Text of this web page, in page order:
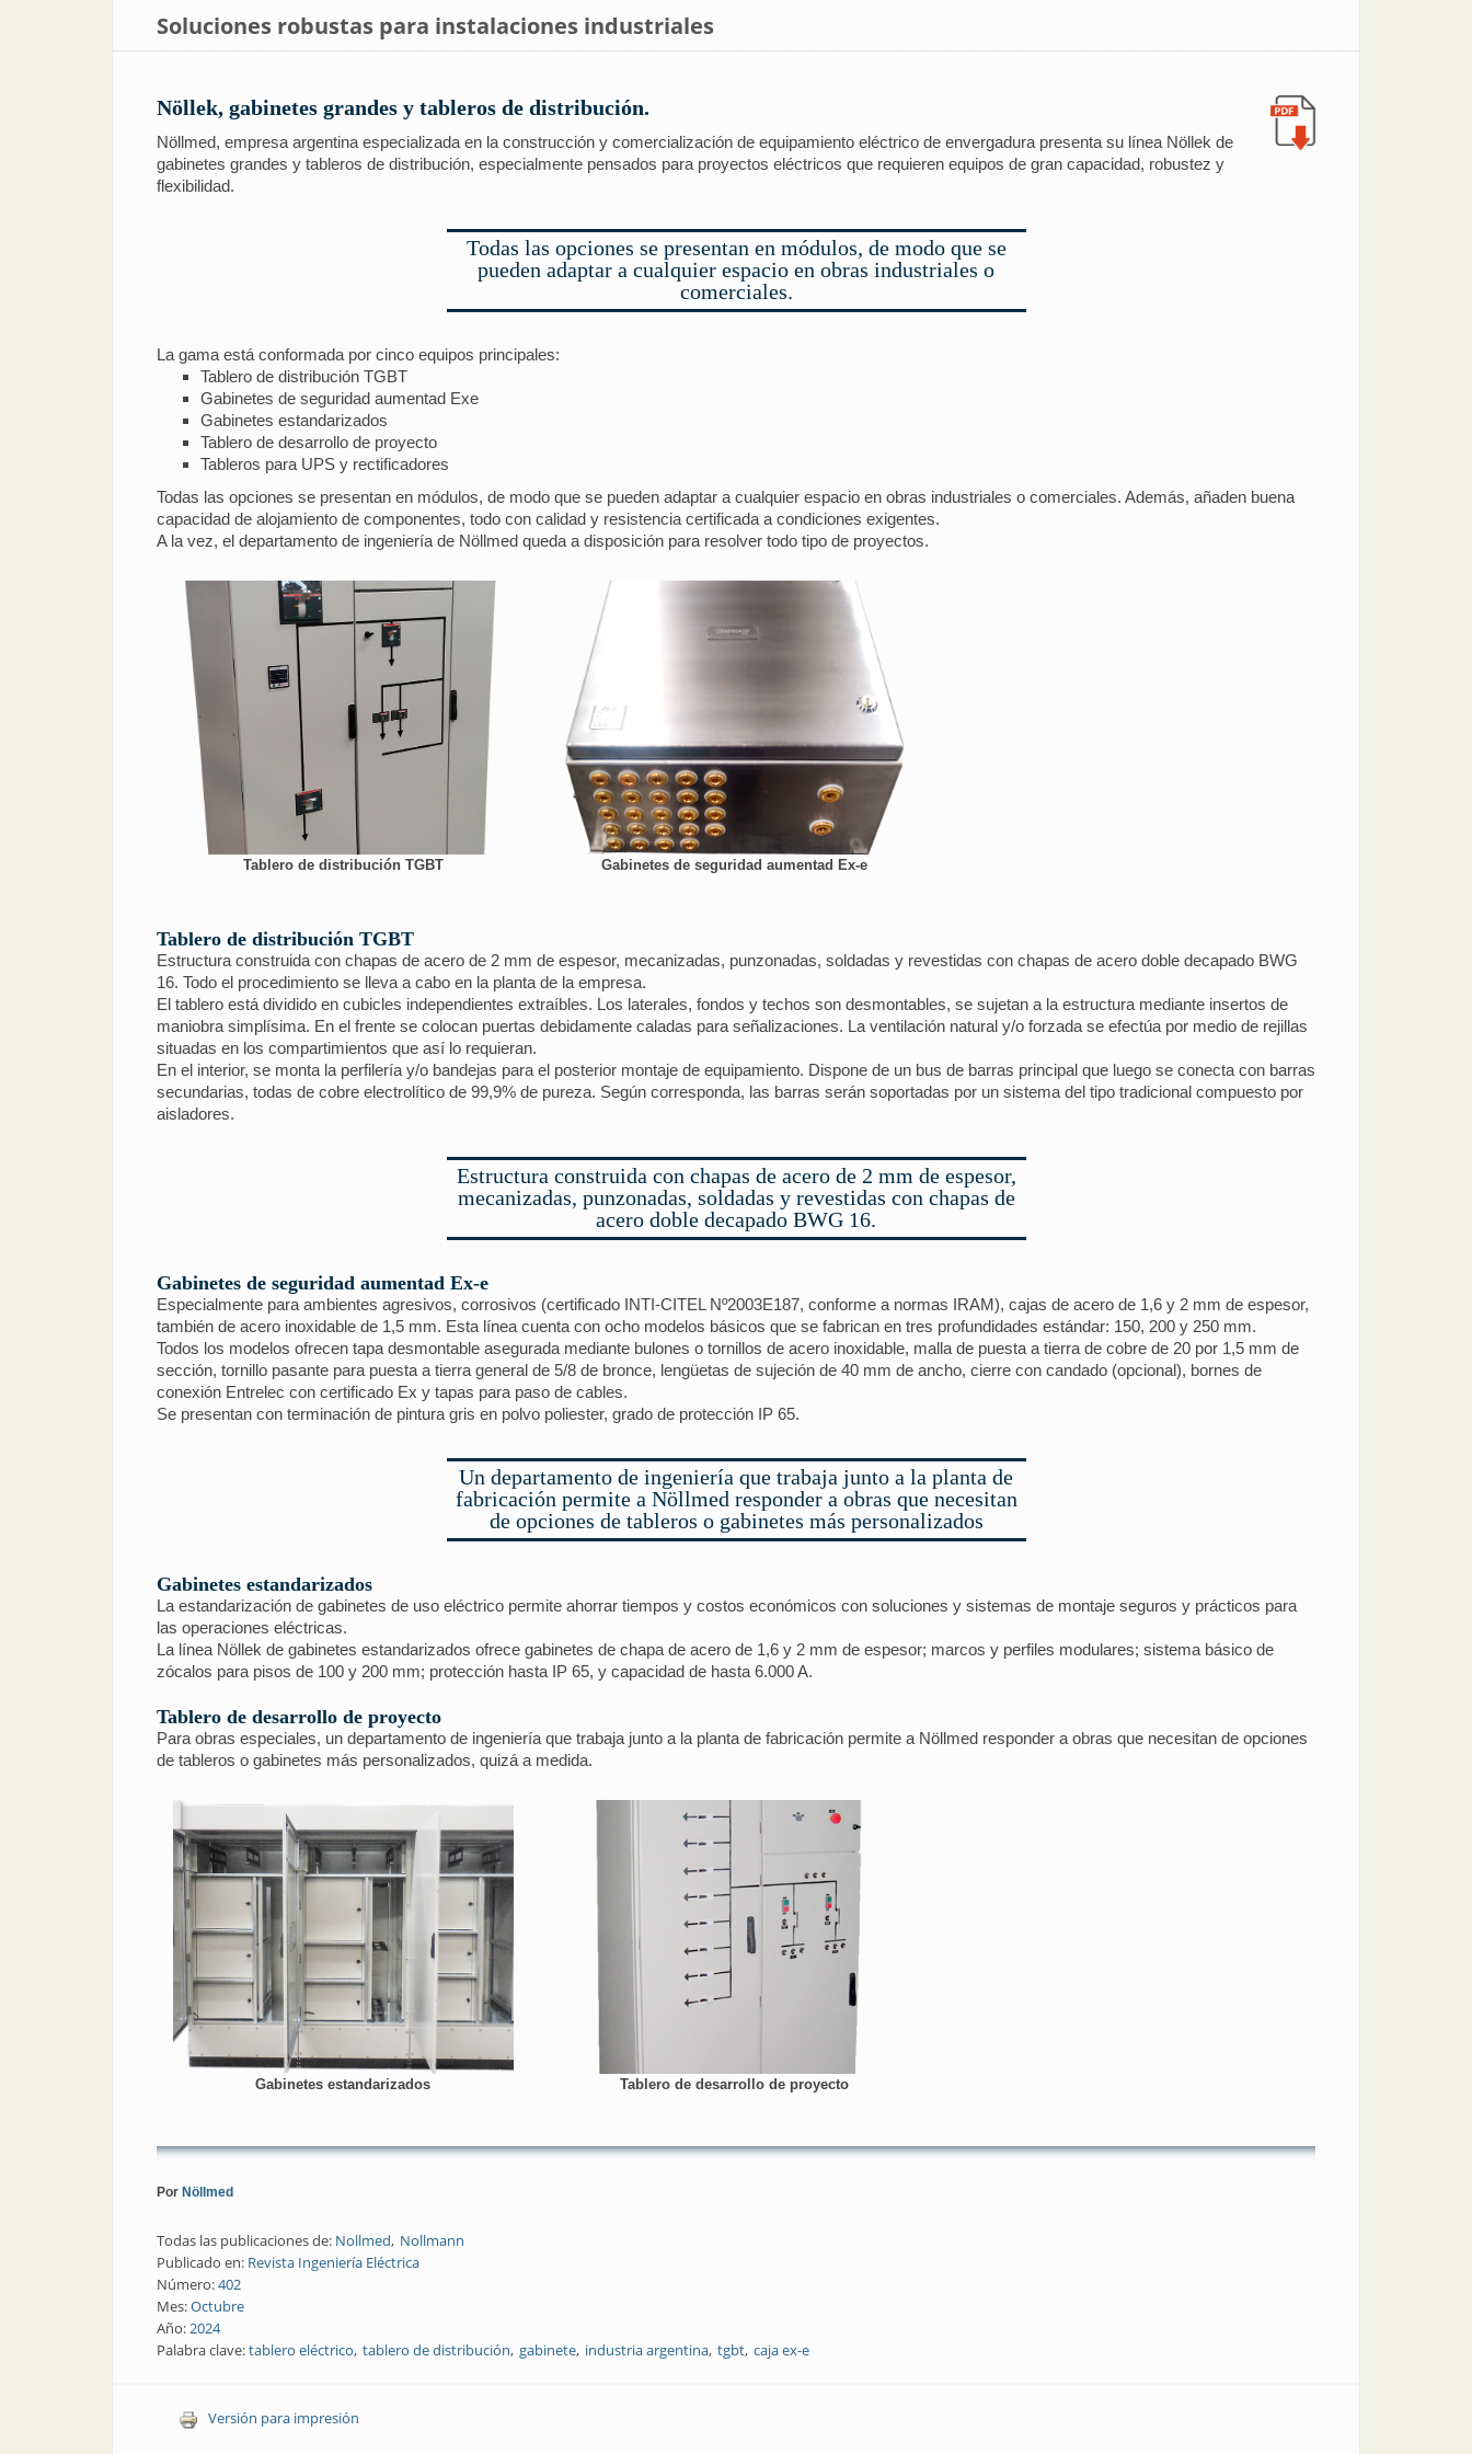
Soluciones robustas para instalaciones industriales
Nöllek, gabinetes grandes y tableros de distribución.
Nöllmed, empresa argentina especializada en la construcción y comercialización de equipamiento eléctrico de envergadura presenta su línea Nöllek de
gabinetes grandes y tableros de distribución, especialmente pensados para proyectos eléctricos que requieren equipos de gran capacidad, robustez y
flexibilidad.
Todas las opciones se presentan en módulos, de modo que se
pueden adaptar a cualquier espacio en obras industriales o
comerciales.
La gama está conformada por cinco equipos principales:
Tablero de distribución TGBT
Gabinetes de seguridad aumentad Exe
Gabinetes estandarizados
Tablero de desarrollo de proyecto
Tableros para UPS y rectificadores
Todas las opciones se presentan en módulos, de modo que se pueden adaptar a cualquier espacio en obras industriales o comerciales. Además, añaden buena
capacidad de alojamiento de componentes, todo con calidad y resistencia certificada a condiciones exigentes.
A la vez, el departamento de ingeniería de Nöllmed queda a disposición para resolver todo tipo de proyectos.
Tablero de distribución TGBT Gabinetes de seguridad aumentad Ex-e
Tablero de distribución TGBT
Estructura construida con chapas de acero de 2 mm de espesor, mecanizadas, punzonadas, soldadas y revestidas con chapas de acero doble decapado BWG
16. Todo el procedimiento se lleva a cabo en la planta de la empresa.
El tablero está dividido en cubicles independientes extraíbles. Los laterales, fondos y techos son desmontables, se sujetan a la estructura mediante insertos de
maniobra simplísima. En el frente se colocan puertas debidamente caladas para señalizaciones. La ventilación natural y/o forzada se efectúa por medio de rejillas
situadas en los compartimientos que así lo requieran.
En el interior, se monta la perfilería y/o bandejas para el posterior montaje de equipamiento. Dispone de un bus de barras principal que luego se conecta con barras
secundarias, todas de cobre electrolítico de 99,9% de pureza. Según corresponda, las barras serán soportadas por un sistema del tipo tradicional compuesto por
aisladores.
Estructura construida con chapas de acero de 2 mm de espesor,
mecanizadas, punzonadas, soldadas y revestidas con chapas de
acero doble decapado BWG 16.
Gabinetes de seguridad aumentad Ex-e
Especialmente para ambientes agresivos, corrosivos (certificado INTI-CITEL Nº2003E187, conforme a normas IRAM), cajas de acero de 1,6 y 2 mm de espesor,
también de acero inoxidable de 1,5 mm. Esta línea cuenta con ocho modelos básicos que se fabrican en tres profundidades estándar: 150, 200 y 250 mm.
Todos los modelos ofrecen tapa desmontable asegurada mediante bulones o tornillos de acero inoxidable, malla de puesta a tierra de cobre de 20 por 1,5 mm de
sección, tornillo pasante para puesta a tierra general de 5/8 de bronce, lengüetas de sujeción de 40 mm de ancho, cierre con candado (opcional), bornes de
conexión Entrelec con certificado Ex y tapas para paso de cables.
Se presentan con terminación de pintura gris en polvo poliester, grado de protección IP 65.
Un departamento de ingeniería que trabaja junto a la planta de
fabricación permite a Nöllmed responder a obras que necesitan
de opciones de tableros o gabinetes más personalizados
Gabinetes estandarizados
La estandarización de gabinetes de uso eléctrico permite ahorrar tiempos y costos económicos con soluciones y sistemas de montaje seguros y prácticos para
las operaciones eléctricas.
La línea Nöllek de gabinetes estandarizados ofrece gabinetes de chapa de acero de 1,6 y 2 mm de espesor; marcos y perfiles modulares; sistema básico de
zócalos para pisos de 100 y 200 mm; protección hasta IP 65, y capacidad de hasta 6.000 A.
Tablero de desarrollo de proyecto
Para obras especiales, un departamento de ingeniería que trabaja junto a la planta de fabricación permite a Nöllmed responder a obras que necesitan de opciones
de tableros o gabinetes más personalizados, quizá a medida.
Gabinetes estandarizados Tablero de desarrollo de proyecto
Por Nöllmed
Todas las publicaciones de: Nollmed Nollmann
Publicado en: Revista Ingeniería Eléctrica
Número:402
Mes:Octubre
Año:2024
Palabra clave:tablero eléctrico tablero de distribución gabinete industria argentina tgbt caja ex-e
Versión para impresión